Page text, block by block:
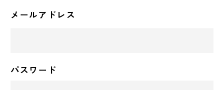
メールアドレス
パスワード